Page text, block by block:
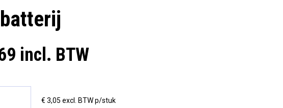
incl. BTW
€ 3,05 excl. BTW p/stuk